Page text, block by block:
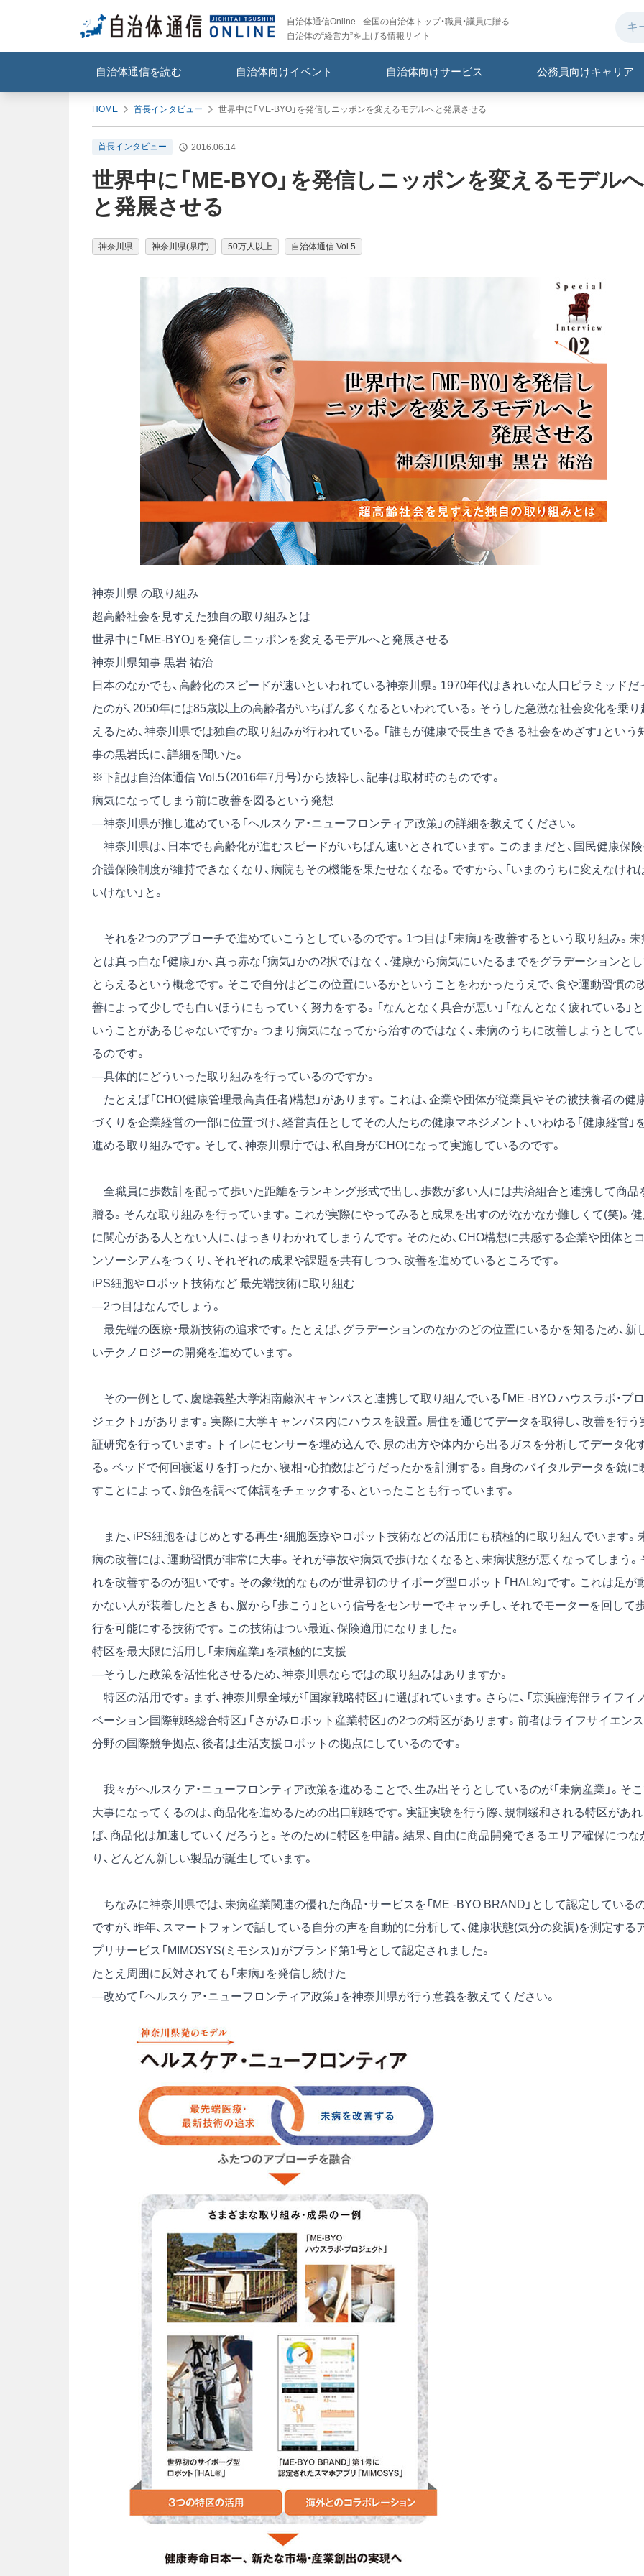
自治体通信Online - 全国の自治体トップ・職員・議員に贈る
自治体の“経営力”を上げる情報サイト
自治体通信を読む 自治体向けイベント 自治体向けサービス 公務員向けキャリア
HOME 首長インタビュー 世界中に「ME-BYO」を発信しニッポンを変えるモデルへと発展させる
首長インタビュー 2016.06.14
世界中に「ME-BYO」を発信しニッポンを変えるモデルへ
と発展させる
神奈川県 神奈川県(県庁) 50万人以上 自治体通信 Vol.5
神奈川県 の取り組み
超高齢社会を見すえた独自の取り組みとは
世界中に「ME-BYO」を発信しニッポンを変えるモデルへと発展させる
神奈川県知事 黒岩 祐治
日本のなかでも、高齢化のスピードが速いといわれている神奈川県。1970年代はきれいな人口ピラミッドだ
たのが、2050年には85歳以上の高齢者がいちばん多くなるといわれている。そうした急激な社会変化を乗り
えるため、神奈川県では独自の取り組みが行われている。「誰もが健康で長生きできる社会をめざす」という
事の黒岩氏に、詳細を聞いた。
※下記は自治体通信 Vol.5（2016年7月号）から抜粋し、記事は取材時のものです。
病気になってしまう前に改善を図るという発想
―神奈川県が推し進めている「ヘルスケア・ニューフロンティア政策」の詳細を教えてください。
神奈川県は、日本でも高齢化が進むスピードがいちばん速いとされています。このままだと、国民健康保
介護保険制度が維持できなくなり、病院もその機能を果たせなくなる。ですから、「いまのうちに変えなけれ
いけない」と。
それを2つのアプローチで進めていこうとしているのです。1つ目は「未病」を改善するという取り組み。未
とは真っ白な「健康」か、真っ赤な「病気」かの2択ではなく、健康から病気にいたるまでをグラデーションと
とらえるという概念です。そこで自分はどこの位置にいるかということをわかったうえで、食や運動習慣の
善によって少しでも白いほうにもっていく努力をする。「なんとなく具合が悪い」「なんとなく疲れている」と
いうことがあるじゃないですか。つまり病気になってから治すのではなく、未病のうちに改善しようとして
るのです。
―具体的にどういった取り組みを行っているのですか。
たとえば「CHO(健康管理最高責任者)構想」があります。これは、企業や団体が従業員やその被扶養者の健
づくりを企業経営の一部に位置づけ、経営責任としてその人たちの健康マネジメント、いわゆる「健康経営」
進める取り組みです。そして、神奈川県庁では、私自身がCHOになって実施しているのです。
全職員に歩数計を配って歩いた距離をランキング形式で出し、歩数が多い人には共済組合と連携して商品
贈る。そんな取り組みを行っています。これが実際にやってみると成果を出すのがなかなか難しくて(笑)。
に関心がある人とない人に、はっきりわかれてしまうんです。そのため、CHO構想に共感する企業や団体とコ
ンソーシアムをつくり、それぞれの成果や課題を共有しつつ、改善を進めているところです。
iPS細胞やロボット技術など 最先端技術に取り組む
―2つ目はなんでしょう。
最先端の医療・最新技術の追求です。たとえば、グラデーションのなかのどの位置にいるかを知るため、新
いテクノロジーの開発を進めています。
その一例として、慶應義塾大学湘南藤沢キャンパスと連携して取り組んでいる「ME -BYO ハウスラボ・プロ
ジェクト」があります。実際に大学キャンパス内にハウスを設置。居住を通じてデータを取得し、改善を行う
証研究を行っています。トイレにセンサーを埋め込んで、尿の出方や体内から出るガスを分析してデータ化
る。ベッドで何回寝返りを打ったか、寝相・心拍数はどうだったかを計測する。自身のバイタルデータを鏡に
すことによって、顔色を調べて体調をチェックする、といったことも行っています。
また、iPS細胞をはじめとする再生・細胞医療やロボット技術などの活用にも積極的に取り組んでいます。
病の改善には、運動習慣が非常に大事。それが事故や病気で歩けなくなると、未病状態が悪くなってしまう。
れを改善するのが狙いです。その象徴的なものが世界初のサイボーグ型ロボット「HAL®」です。これは足が
かない人が装着したときも、脳から「歩こう」という信号をセンサーでキャッチし、それでモーターを回して
行を可能にする技術です。この技術はつい最近、保険適用になりました。
特区を最大限に活用し「未病産業」を積極的に支援
―そうした政策を活性化させるため、神奈川県ならではの取り組みはありますか。
特区の活用です。まず、神奈川県全域が「国家戦略特区」に選ばれています。さらに、「京浜臨海部ライフイ
ベーション国際戦略総合特区」「さがみロボット産業特区」の2つの特区があります。前者はライフサイエンス
分野の国際競争拠点、後者は生活支援ロボットの拠点にしているのです。
我々がヘルスケア・ニューフロンティア政策を進めることで、生み出そうとしているのが「未病産業」。そ
大事になってくるのは、商品化を進めるための出口戦略です。実証実験を行う際、規制緩和される特区があれ
ば、商品化は加速していくだろうと。そのために特区を申請。結果、自由に商品開発できるエリア確保につな
り、どんどん新しい製品が誕生しています。
ちなみに神奈川県では、未病産業関連の優れた商品・サービスを「ME -BYO BRAND」として認定している
ですが、昨年、スマートフォンで話している自分の声を自動的に分析して、健康状態(気分の変調)を測定する
プリサービス「MIMOSYS(ミモシス)」がブランド第1号として認定されました。
たとえ周囲に反対されても「未病」を発信し続けた
―改めて「ヘルスケア・ニューフロンティア政策」を神奈川県が行う意義を教えてください。